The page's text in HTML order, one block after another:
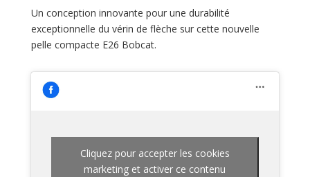
Un conception innovante pour une durabilité
exceptionnelle du vérin de flèche sur cette nouvelle
pelle compacte E26 Bobcat.
Cliquez pour accepter les cookies
marketing et activer ce contenu